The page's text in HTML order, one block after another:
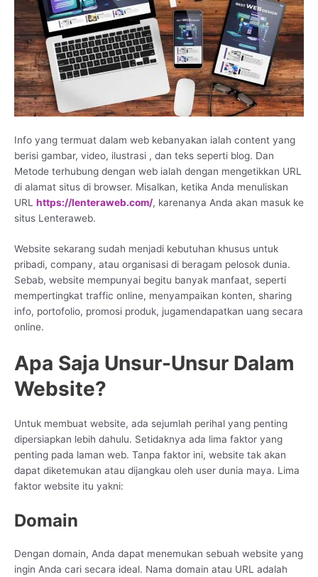
Info yang termuat dalam web kebanyakan ialah content yang
berisi gambar, video, ilustrasi , dan teks seperti blog. Dan
Metode terhubung dengan web ialah dengan mengetikkan URL
di alamat situs di browser. Misalkan, ketika Anda menuliskan
URL https://lenteraweb.com/, karenanya Anda akan masuk ke
situs Lenteraweb.
Website sekarang sudah menjadi kebutuhan khusus untuk
pribadi, company, atau organisasi di beragam pelosok dunia.
Sebab, website mempunyai begitu banyak manfaat, seperti
mempertingkat traffic online, menyampaikan konten, sharing
info, portofolio, promosi produk, jugamendapatkan uang secara
online.
Apa Saja Unsur-Unsur Dalam
Website?
Untuk membuat website, ada sejumlah perihal yang penting
dipersiapkan lebih dahulu. Setidaknya ada lima faktor yang
penting pada laman web. Tanpa faktor ini, website tak akan
dapat diketemukan atau dijangkau oleh user dunia maya. Lima
faktor website itu yakni:
Domain
Dengan domain, Anda dapat menemukan sebuah website yang
ingin Anda cari secara ideal. Nama domain atau URL adalah